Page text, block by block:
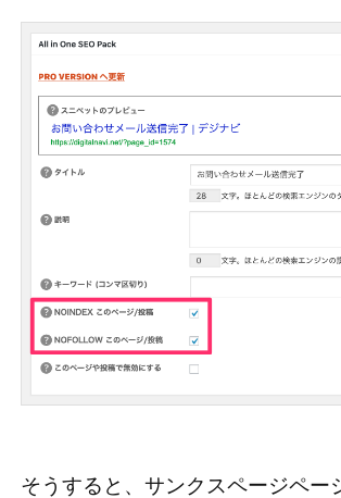
そうすると、サンクスページペー